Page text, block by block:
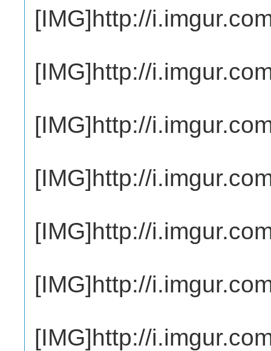
[IMG]http://
[IMG]http://
[IMG]http://
[IMG]http://
[IMG]http://
[IMG]http://
[IMG]http://